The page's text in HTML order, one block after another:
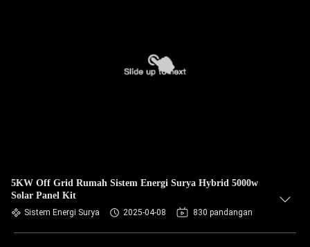
5KW Off Grid Rumah Sistem Energi Surya Hybrid 5000w
Solar Panel Kit
Sistem Energi Surya 2025-04-08 830 pandangan